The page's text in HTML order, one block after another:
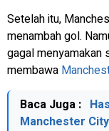
Setelah itu,
menambah gol.
gagal menyamakan
membawa
Baca Juga :
Manchester